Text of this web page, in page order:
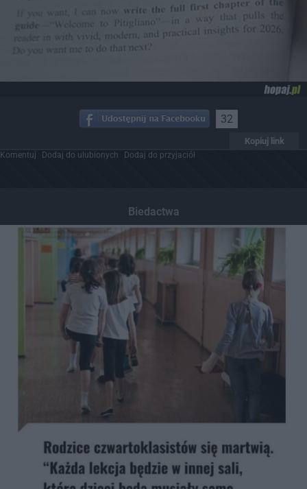
32
Kopiuj link
Komentuj Dodaj do ulubionych Dodaj do przyjaciół
Biedactwa